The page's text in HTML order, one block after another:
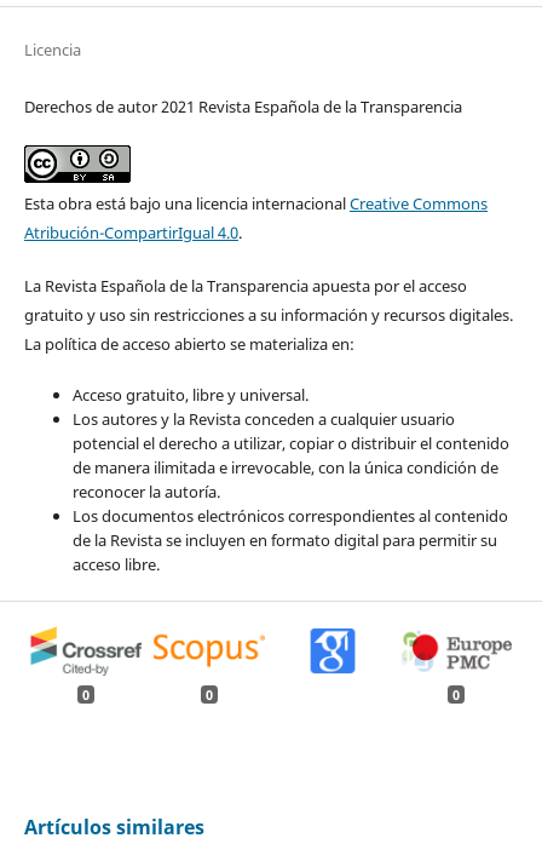
Licencia
Derechos de autor 2021 Revista Española de la Transparencia
Esta obra está bajo una licencia internacionalCreative Commons
Atribución-CompartirIgual 4.0.
La Revista Española de la Transparencia apuesta por el acceso
gratuito y uso sin restricciones a su información y recursos digitales.
La política de acceso abierto se materializa en:
Acceso gratuito, libre y universal.
Los autores y la Revista conceden a cualquier usuario
potencial el derecho a utilizar, copiar o distribuir el contenido
de manera ilimitada e irrevocable, con la única condición de
reconocer la autoría.
Los documentos electrónicos correspondientes al contenido
de la Revista se incluyen en formato digital para permitir su
acceso libre.
0 0 0
Artículos similares